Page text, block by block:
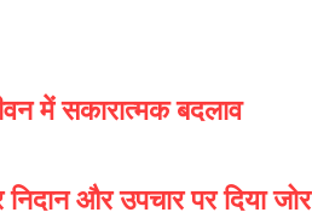
में सकारात्मक बदलाव
और उपचार पर दिया जोर